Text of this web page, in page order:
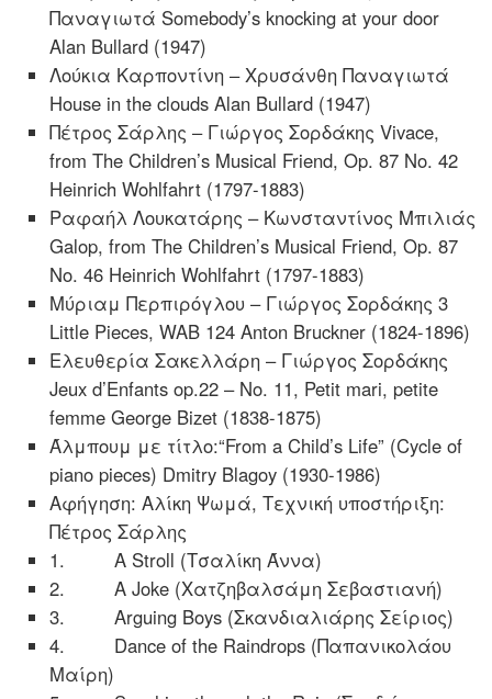
Παναγιωτά Somebody’s knocking at your door
Alan Bullard (1947)
Λούκια Καρποντίνη – Χρυσάνθη Παναγιωτά
House in the clouds Alan Bullard (1947)
Πέτρος Σάρλης – Γιώργος Σορδάκης Vivace,
from The Children’s Musical Friend, Op. 87 No. 42
Ηeinrich Wohlfahrt (1797-1883)
Ραφαήλ Λουκατάρης – Κωνσταντίνος Μπιλιάς
Galop, from The Children’s Musical Friend, Op. 87
No. 46 Ηeinrich Wohlfahrt (1797-1883)
Μύριαμ Περπιρόγλου – Γιώργος Σορδάκης 3
Little Pieces, WAB 124 Αnton Bruckner (1824-1896)
Ελευθερία Σακελλάρη – Γιώργος Σορδάκης
Jeux d’Enfants op.22 – No. 11, Petit mari, petite
femme George Bizet (1838-1875)
Άλμπουμ με τίτλο:“From a Child’s Life” (Cycle of
piano pieces) Dmitry Blagoy (1930-1986)
Αφήγηση: Αλίκη Ψωμά, Τεχνική υποστήριξη:
Πέτρος Σάρλης
1. A Stroll (Τσαλίκη Άννα)
2. A Joke (Χατζηβαλσάμη Σεβαστιανή)
3. Arguing Boys (Σκανδιαλιάρης Σείριος)
4. Dance of the Raindrops (Παπανικολάου
Μαίρη)